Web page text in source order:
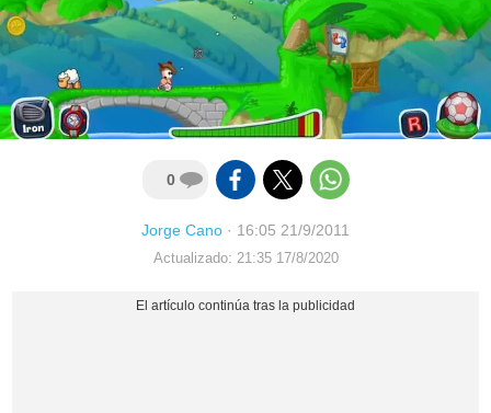
0
Jorge Cano · 16:05 21/9/2011
Actualizado: 21:35 17/8/2020